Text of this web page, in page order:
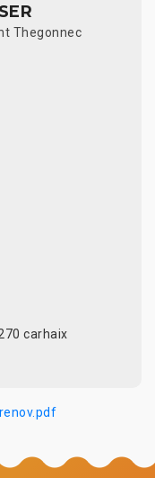
Thegonnec
carhaix